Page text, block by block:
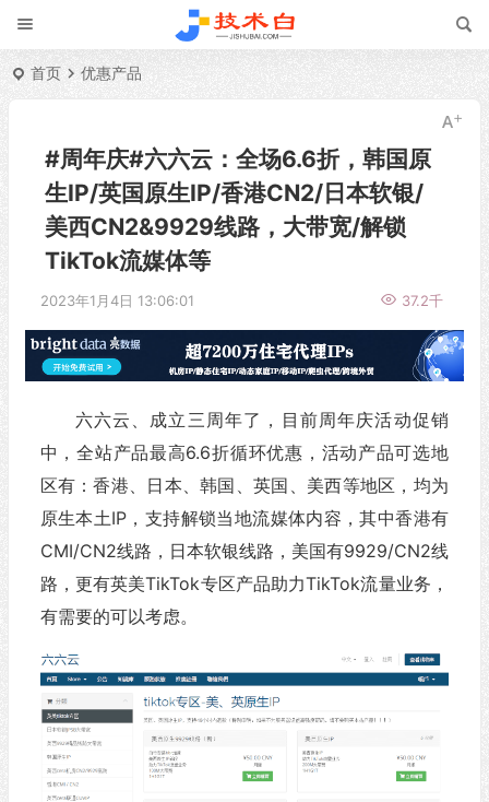
首页 优惠产品
#周年庆#六六云：全场6.6折，韩国原
生IP/英国原生IP/香港CN2/日本软银/
美西CN2&9929线路，大带宽/解锁
TikTok流媒体等
2023年1月4日 13:06:01 37.2千
六六云、成立三周年了，目前周年庆活动促销
中，全站产品最高6.6折循环优惠，活动产品可选地
区有：香港、日本、韩国、英国、美西等地区，均为
原生本土IP，支持解锁当地流媒体内容，其中香港有
CMI/CN2线路，日本软银线路，美国有9929/CN2线
路，更有英美TikTok专区产品助力TikTok流量业务，
有需要的可以考虑。